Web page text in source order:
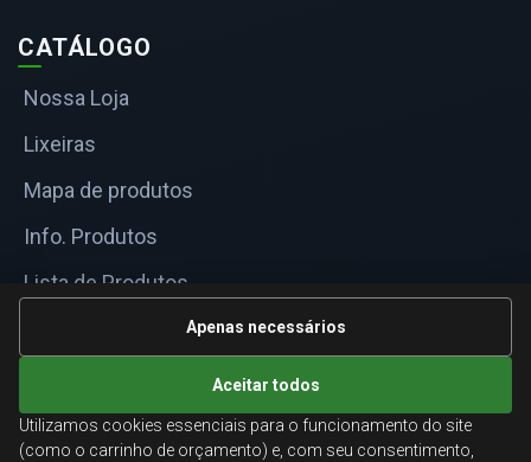
CATÁLOGO
Nossa Loja
Lixeiras
Mapa de produtos
Info. Produtos
Lista de Produtos
Informações Técnicas
ATENDIMENTO
Apenas necessários
Aceitar todos
Utilizamos cookies essenciais para o funcionamento do site
(como o carrinho de orçamento) e, com seu consentimento,